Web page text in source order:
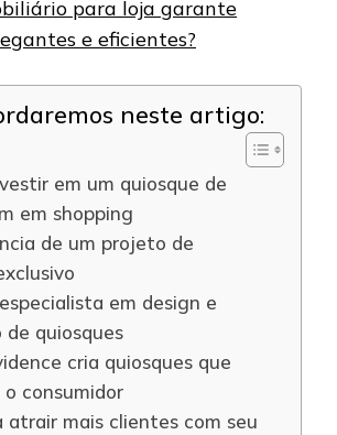
para loja garante
e eficientes?
neste artigo:
em um quiosque de
em shopping
de um projeto de
em design e
de quiosques
cria quiosques que
consumidor
atrair mais clientes com seu